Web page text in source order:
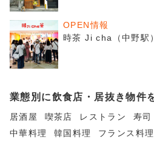
OPEN情報
時茶 Ji cha（中野駅
業態別に飲食店・居抜き物件
居酒屋 喫茶店 レストラン 寿司
中華料理
韓国料理 フランス料理